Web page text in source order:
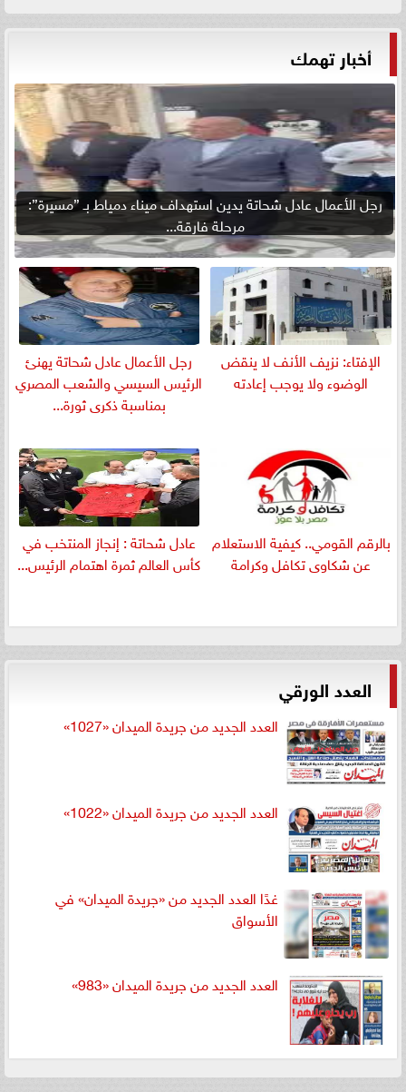
أخبار تهمك
رجل الأعمال عادل شحاتة يدين استهداف ميناء دمياط بـ ”مسيرة”:
مرحلة فارقة...
الإفتاء: نزيف الأنف لا ينقض
الوضوء ولا يوجب إعادته
رجل الأعمال عادل شحاتة يهنئ
الرئيس السيسي والشعب المصري
بمناسبة ذكرى ثورة...
بالرقم القومي.. كيفية الاستعلام
عن شكاوى تكافل وكرامة
عادل شحاتة : إنجاز المنتخب في
كأس العالم ثمرة اهتمام الرئيس...
العدد الورقي
العدد الجديد من جريدة الميدان «1027»
العدد الجديد من جريدة الميدان «1022»
غدًا العدد الجديد من «جريدة الميدان» في
الأسواق
العدد الجديد من جريدة الميدان «983»